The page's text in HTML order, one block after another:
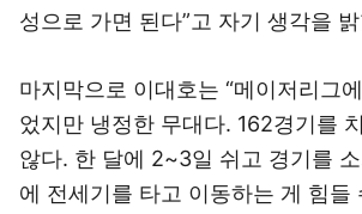
성으로 가면 된다”고 자기 생각을
마지막으로 이대호는 “메이저리그
었지만 냉정한 무대다. 162경기를
않다. 한 달에 2~3일 쉬고 경기를
에 전세기를 타고 이동하는 게 힘들